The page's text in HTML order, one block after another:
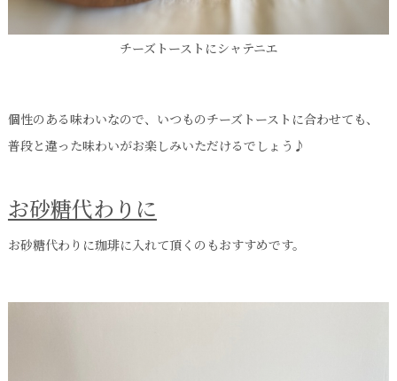
チーズトーストにシャテニエ
個性のある味わいなので、いつものチーズトーストに合わせても、
普段と違った味わいがお楽しみいただけるでしょう♪
お砂糖代わりに
お砂糖代わりに珈琲に入れて頂くのもおすすめです。